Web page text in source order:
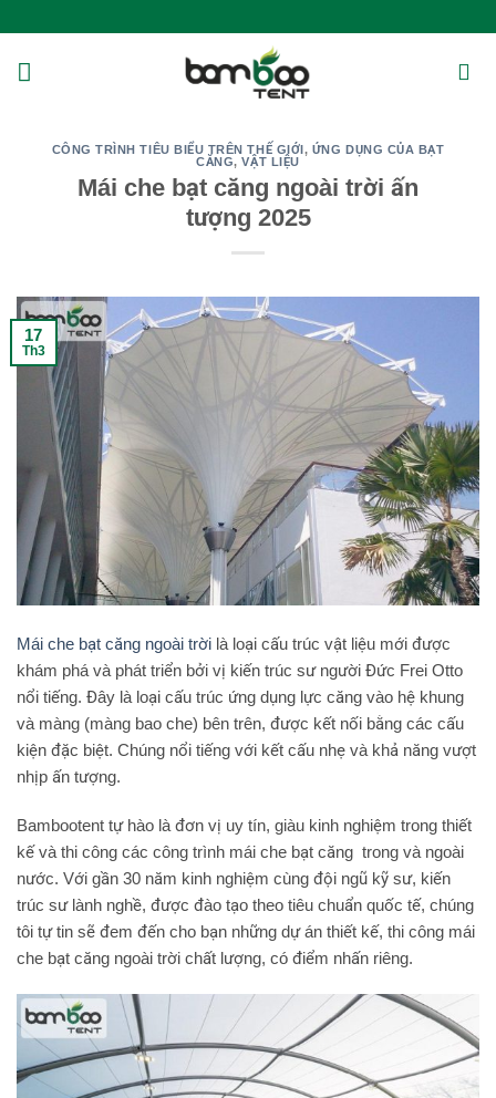
qua
nội
CÔNG TRÌNH TIÊU BIỂU TRÊN THẾ GIỚI, ỨNG DỤNG CỦA BẠT
CĂNG,VẬT LIỆU
Mái che bạt căng ngoài trời ấn
tượng 2025
17
Th3
Mái che bạt căng ngoài trời là loại cấu trúc vật liệu mới được
khám phá và phát triển bởi vị kiến trúc sư người Đức Frei Otto
nổi tiếng. Đây là loại cấu trúc ứng dụng lực căng vào hệ khung
và màng (màng bao che) bên trên, được kết nối bằng các cấu
kiện đặc biệt. Chúng nổi tiếng với kết cấu nhẹ và khả năng vượt
nhịp ấn tượng.
Bambootent tự hào là đơn vị uy tín, giàu kinh nghiệm trong thiết
kế và thi công các công trình mái che bạt căng trong và ngoài
nước. Với gần 30 năm kinh nghiệm cùng đội ngũ kỹ sư, kiến
trúc sư lành nghề, được đào tạo theo tiêu chuẩn quốc tế, chúng
tôi tự tin sẽ đem đến cho bạn những dự án thiết kế, thi công mái
che bạt căng ngoài trời chất lượng, có điểm nhấn riêng.